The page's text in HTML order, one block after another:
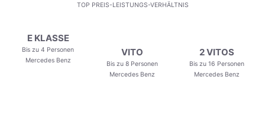
TOP PREIS-LEISTUNGS-VERHÄLTNIS
E KLASSE
Bis zu 4 Personen
Mercedes Benz
VITO
Bis zu 8 Personen
Mercedes Benz
2 VITOS
Bis zu 16 Personen
Mercedes Benz